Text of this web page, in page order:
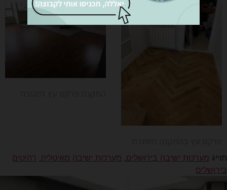
תוייג מערכות ישיבה בירושלים, מערכות ישיבה מאיטליה, רהיטים
בירושלים